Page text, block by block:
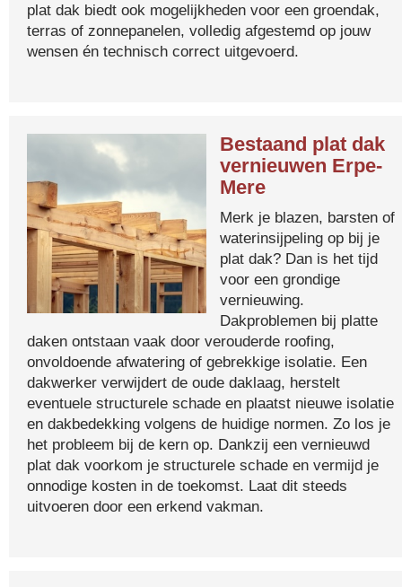
plat dak biedt ook mogelijkheden voor een groendak,
terras of zonnepanelen, volledig afgestemd op jouw
wensen én technisch correct uitgevoerd.
Bestaand plat dak
vernieuwen Erpe-
Mere
Merk je blazen, barsten of
waterinsijpeling op bij je
plat dak? Dan is het tijd
voor een grondige
vernieuwing.
Dakproblemen bij platte
daken ontstaan vaak door verouderde roofing,
onvoldoende afwatering of gebrekkige isolatie. Een
dakwerker verwijdert de oude daklaag, herstelt
eventuele structurele schade en plaatst nieuwe isolatie
en dakbedekking volgens de huidige normen. Zo los je
het probleem bij de kern op. Dankzij een vernieuwd
plat dak voorkom je structurele schade en vermijd je
onnodige kosten in de toekomst. Laat dit steeds
uitvoeren door een erkend vakman.